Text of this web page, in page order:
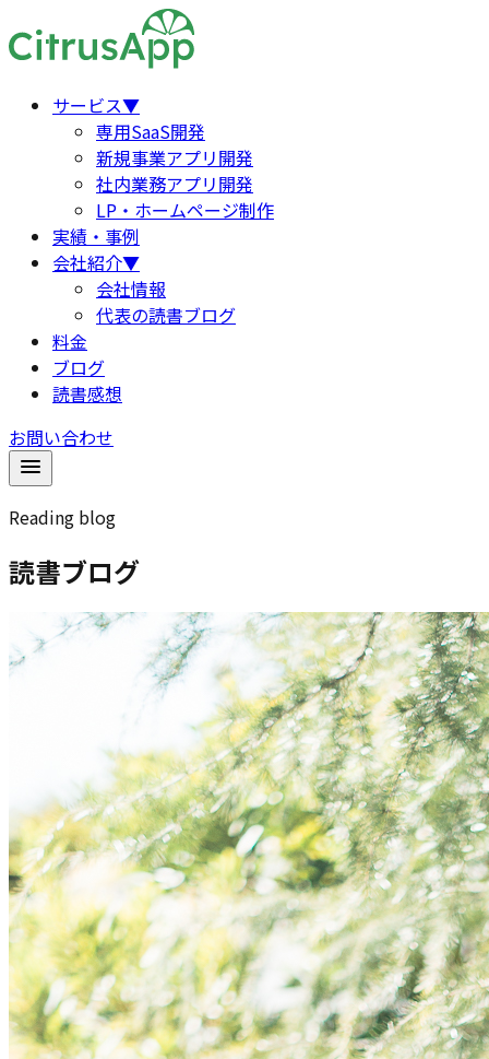
サービス▼
専用SaaS開発
新規事業アプリ開発
社内業務アプリ開発
LP・ホームページ制作
実績・事例
会社紹介▼
会社情報
代表の読書ブログ
料金
ブログ
読書感想
お問い合わせ
Reading blog
読書ブログ